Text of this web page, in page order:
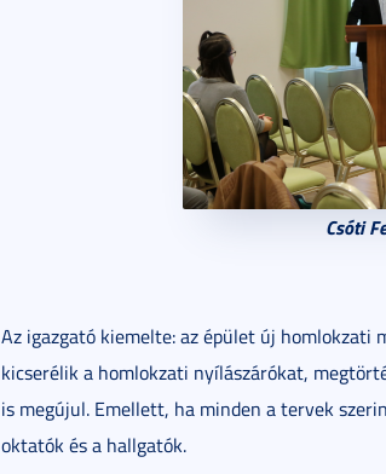
Csóti
Az igazgató kiemelte: az épület új
kicserélik a homlokzati nyílászárókat,
is megújul. Emellett, ha minden a tervek
oktatók és a hallgatók.